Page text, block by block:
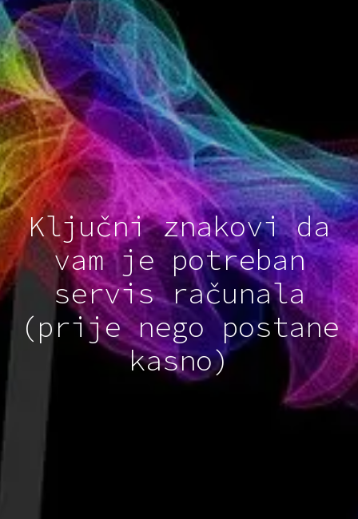
Ključni znakovi da
vam je potreban
servis računala
(prije nego postane
kasno)